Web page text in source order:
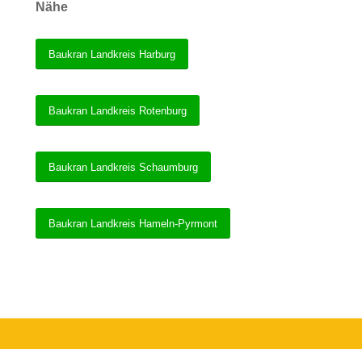
Nähe
Baukran Landkreis Harburg
Baukran Landkreis Rotenburg
Baukran Landkreis Schaumburg
Baukran Landkreis Hameln-Pyrmont